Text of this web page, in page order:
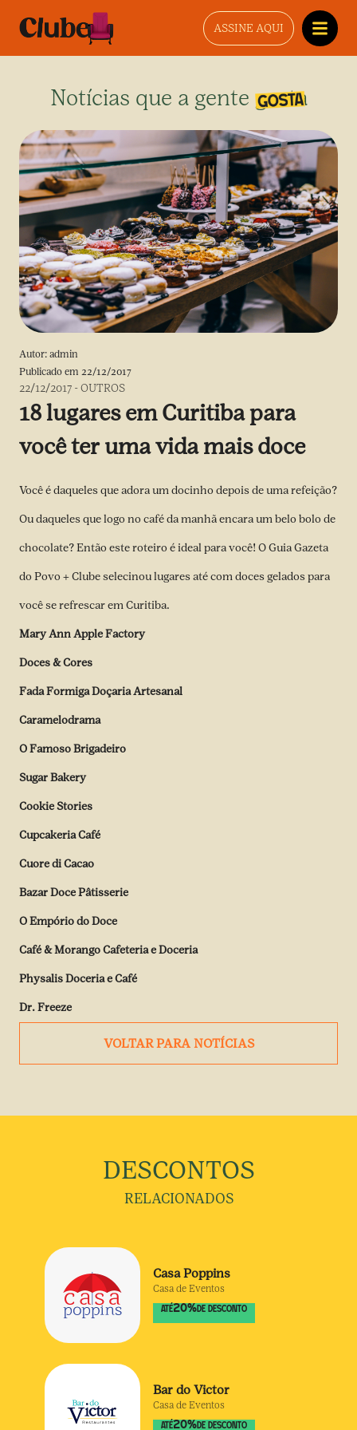
ASSINE AQUI
Notícias que a gente gosta
Autor: admin
Publicado em 22/12/2017
22/12/2017 -OUTROS
18 lugares em Curitiba para
você ter uma vida mais doce
Você é daqueles que adora um docinho depois de uma refeição?
Ou daqueles que logo no café da manhã encara um belo bolo de
chocolate? Então este roteiro é ideal para você! O Guia Gazeta
do Povo + Clube selecinou lugares até com doces gelados para
você se refrescar em Curitiba.
Mary Ann Apple Factory
Doces & Cores
Fada Formiga Doçaria Artesanal
Caramelodrama
O Famoso Brigadeiro
Sugar Bakery
Cookie Stories
Cupcakeria Café
Cuore di Cacao
Bazar Doce Pâtisserie
O Empório do Doce
Café & Morango Cafeteria e Doceria
Physalis Doceria e Café
Dr. Freeze
VOLTAR PARA NOTÍCIAS
DESCONTOS
RELACIONADOS
Casa Poppins
Casa de Eventos
ATÉ20% DE DESCONTO
Bar do Victor
Casa de Eventos
ATÉ20% DE DESCONTO